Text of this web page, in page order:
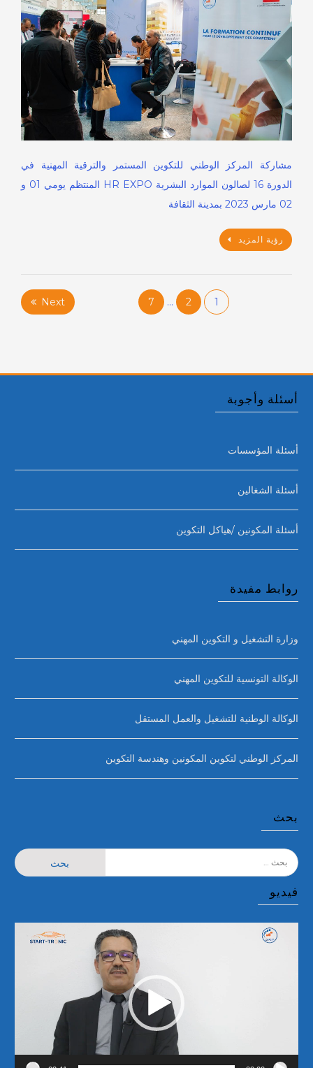
مشاركة المركز الوطني للتكوين المستمر والترقية المهنية في
الدورة 16 لصالون الموارد البشرية HR EXPO المنتظم يومي 01 و
02 مارس 2023 بمدينة الثقافة
رؤية المزيد
1
2
…
7
Next
أسئلة وأجوبة
أسئلة المؤسسات
أسئلة الشغالين
أسئلة المكونين /هياكل التكوين
روابط مفيدة
وزارة التشغيل و التكوين المهني
الوكالة التونسية للتكوين المهني
الوكالة الوطنية للتشغيل والعمل المستقل
المركز الوطني لتكوين المكونين وهندسة التكوين
بحث
البحث
عن:
فيديو
مشغل